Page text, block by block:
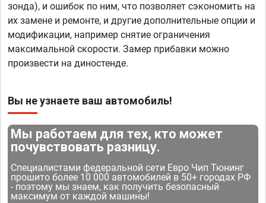
зонда), и ошибок по ним, что позволяет сэкономить на
их замене и ремонте, и другие дополнительные опции и
модификации, например снятие ограничения
максимальной скорости. Замер прибавки можно
произвести на диностенде.
Вы не узнаете ваш автомобиль!
Мы работаем для тех, кто может
почувствовать разницу.
Специалистами федеральной сети Евро Чип Тюнинг
прошито более 10 000 автомобилей в 50+ городах РФ
- поэтому мы знаем, как получить безопасный
максимум от каждой машины!